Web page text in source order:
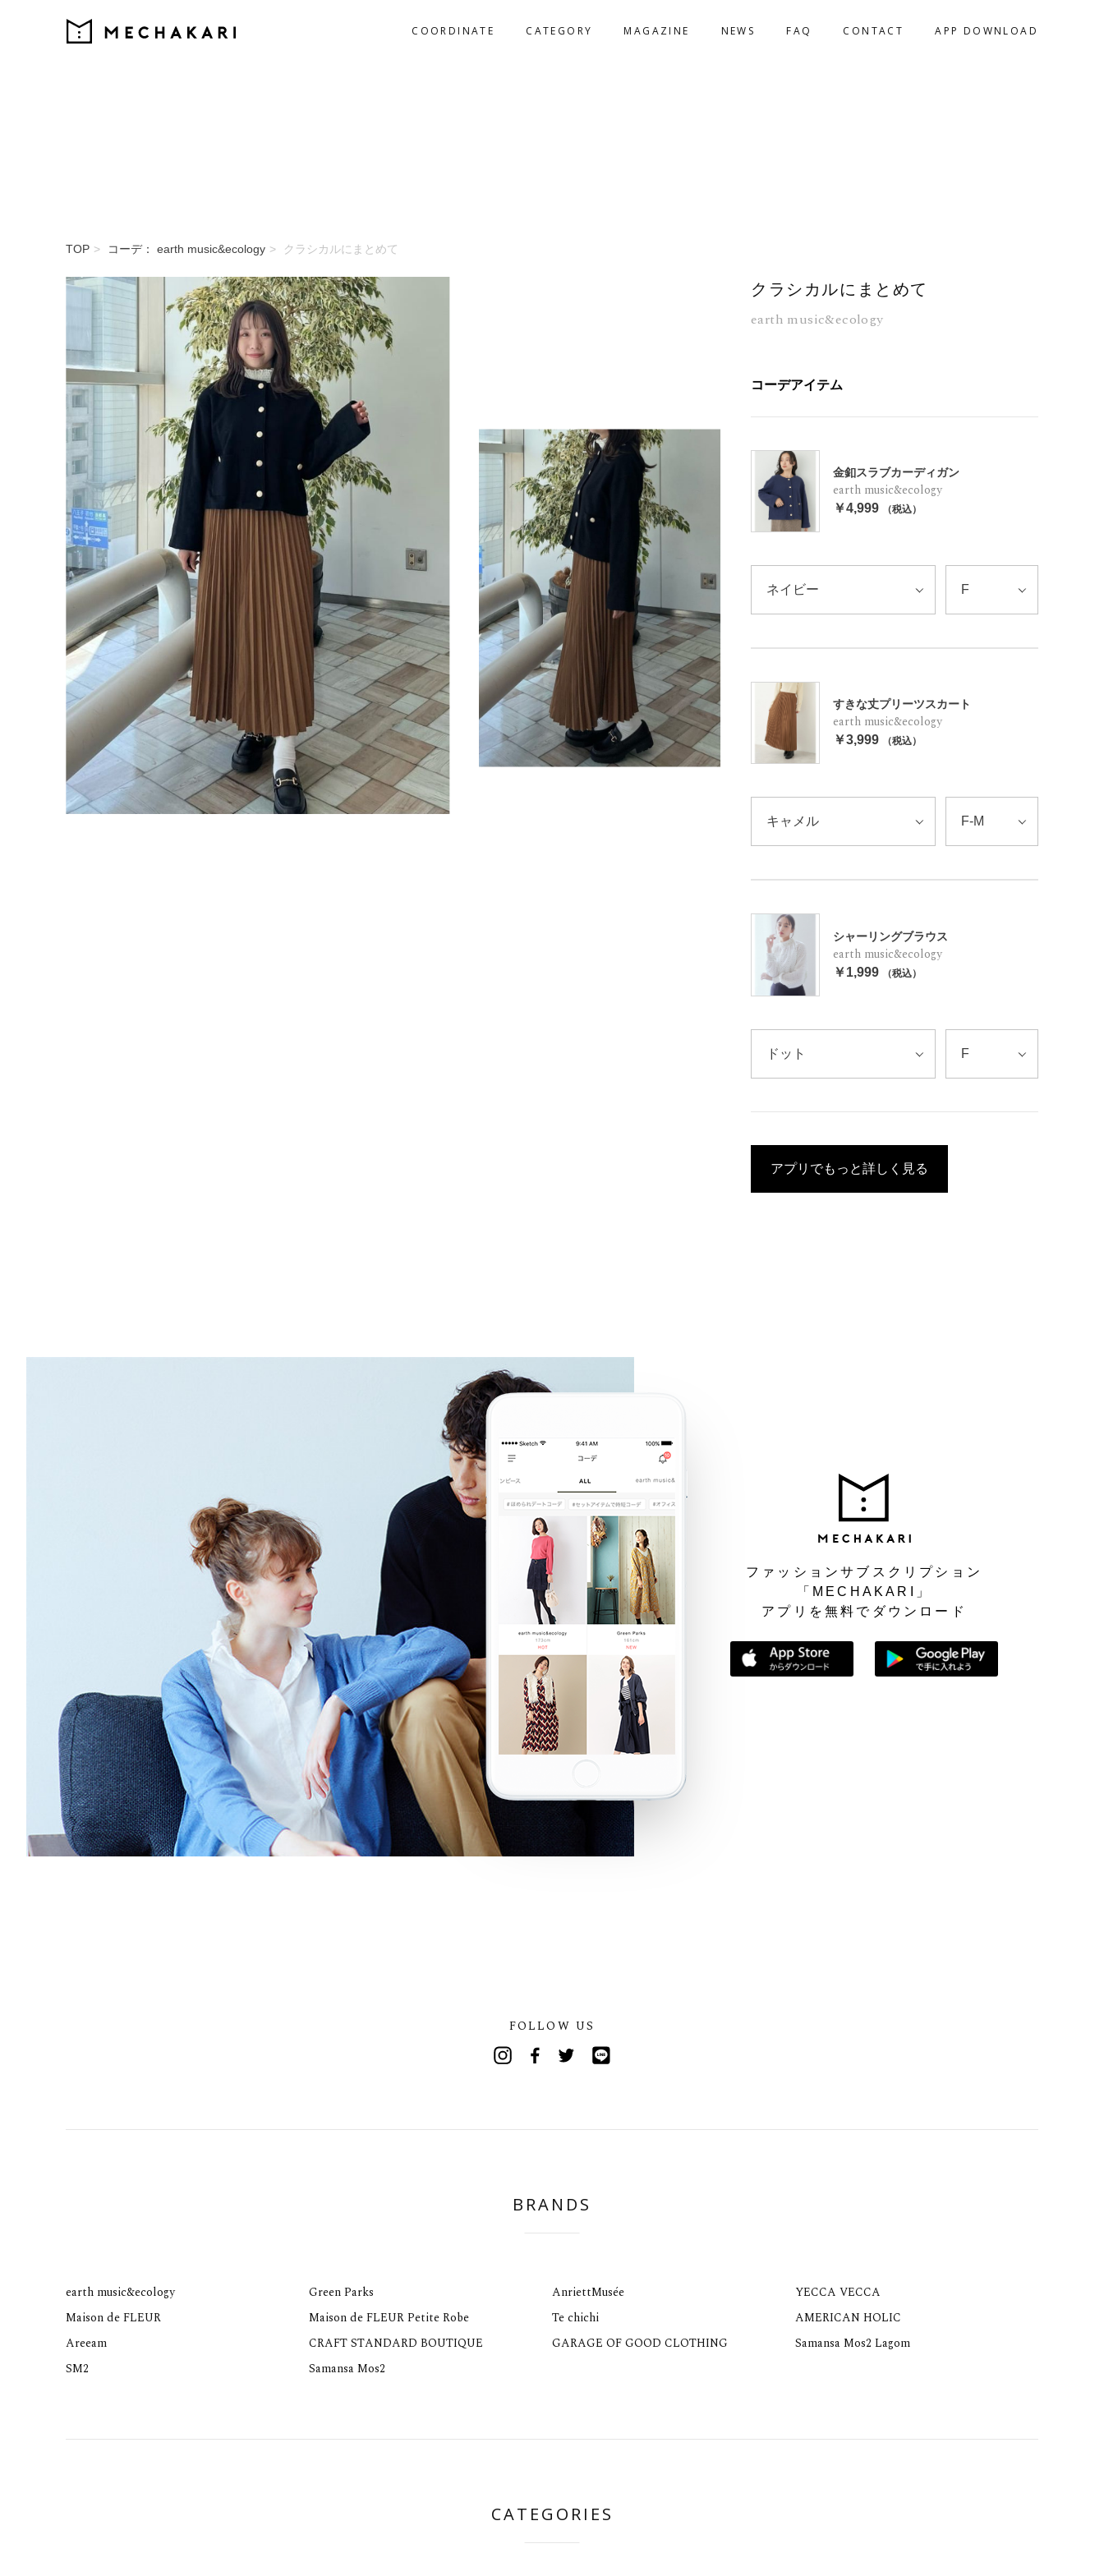
COORDINATE CATEGORY MAGAZINE NEWS FAQ CONTACT APP DOWNLOAD
TOP コーデ： earth music&ecology クラシカルにまとめて
クラシカルにまとめて
earth music&ecology
コーデアイテム
金釦スラブカーディガン
earth music&ecology
￥4,999 （税込）
すきな丈プリーツスカート
earth music&ecology
￥3,999 （税込）
シャーリングブラウス
earth music&ecology
￥1,999 （税込）
アプリでもっと詳しく見る
ファッションサブスクリプション
「MECHAKARI」
アプリを無料でダウンロード
App Storeからダウンロード
FOLLOW US
Twitter
BRANDS
earth music&ecology Green Parks AnriettMusée
YECCA VECCA
Maison de FLEUR
Maison de FLEUR Petite Robe Te chichi
AMERICAN HOLIC
Areeam
CRAFT STANDARD BOUTIQUE GARAGE OF GOOD CLOTHING
Samansa Mos2 Lagom
SM2
Samansa Mos2
CATEGORIES